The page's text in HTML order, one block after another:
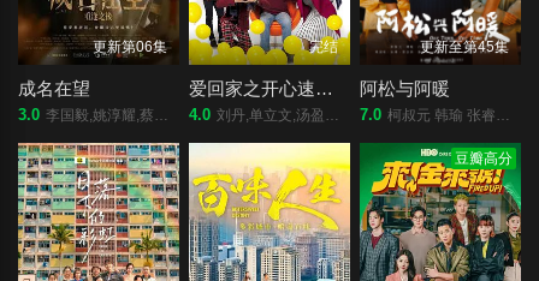
更新第06集
成名在望
3.0 李国毅,姚淳耀,蔡亘晏,黄迪扬,黄采仪,龙天翔,乔瑟夫,吴言凜,黄惟,朱匀甄,段钧豪
完结
爱回家之开心速递2025
4.0 刘丹,单立文,汤盈盈,吕慧仪,罗乐林,马贯东,苏韵姿,周嘉洛,陈浚霆,吴伟豪
更新至第45集
阿松与阿暖
7.0 柯叔元 韩瑜 张睿家 杨子仪
豆瓣高分